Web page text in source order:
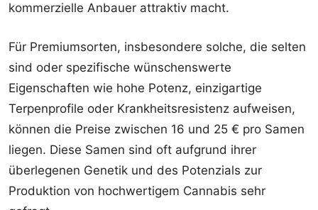
kommerzielle Anbauer attraktiv macht.
Für Premiumsorten, insbesondere solche, die selten
sind oder spezifische wünschenswerte
Eigenschaften wie hohe Potenz, einzigartige
Terpenprofile oder Krankheitsresistenz aufweisen,
können die Preise zwischen 16 und 25 € pro Samen
liegen. Diese Samen sind oft aufgrund ihrer
überlegenen Genetik und des Potenzials zur
Produktion von hochwertigem Cannabis sehr